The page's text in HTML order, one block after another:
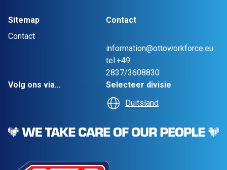
Sitemap
Contact
Contact
information@ottoworkforce.eu
tel:+49
2837/3608830
Volg ons via...
Selecteer divisie
Duitsland